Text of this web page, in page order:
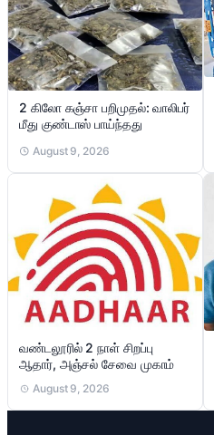
2 கிலோ கஞ்சா பறிமுதல்: வாலிபர்
மீது குண்டாஸ் பாய்ந்தது
August 9, 2026
வண்டலூரில் 2 நாள் சிறப்பு
ஆதார், அஞ்சல் சேவை முகாம்
August 9, 2026